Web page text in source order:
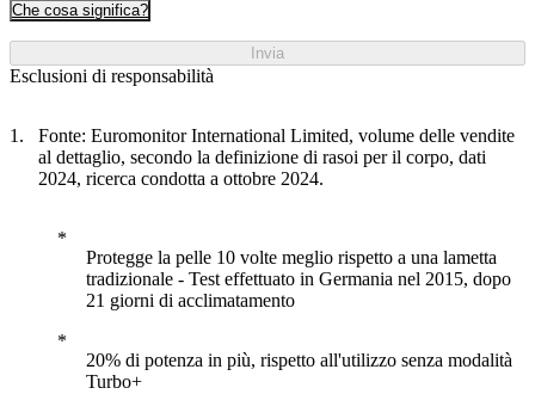
Che cosa significa?
Invia
Esclusioni di responsabilità
Fonte: Euromonitor International Limited, volume delle vendite
al dettaglio, secondo la definizione di rasoi per il corpo, dati
2024, ricerca condotta a ottobre 2024.
Protegge la pelle 10 volte meglio rispetto a una lametta
tradizionale - Test effettuato in Germania nel 2015, dopo
21 giorni di acclimatamento
20% di potenza in più, rispetto all'utilizzo senza modalità
Turbo+